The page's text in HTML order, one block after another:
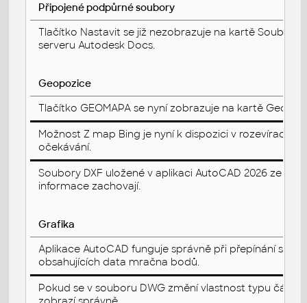
Připojené podpůrné soubory
Tlačítko Nastavit se již nezobrazuje na kartě Soubor
serveru Autodesk Docs.
Geopozice
Tlačítko GEOMAPA se nyní zobrazuje na kartě
Možnost Z map Bing je nyní k dispozici v rozevíracím
očekávání.
Soubory DXF uložené v aplikaci AutoCAD 2026 ze
informace zachovají.
Grafika
Aplikace AutoCAD funguje správně při přepínání
obsahujících data mračna bodů.
Pokud se v souboru DWG změní vlastnost typu čáry